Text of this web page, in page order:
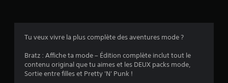
:
Tu veux vivre la plus complète des aventures mode ?
Bratz : Affiche ta mode – Édition complète inclut tout le
contenu original que tu aimes et les DEUX packs mode,
Sortie entre filles et Pretty 'N' Punk !